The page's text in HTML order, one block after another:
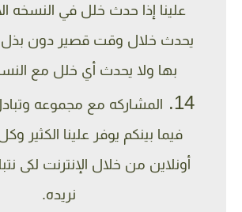
علينا إذا حدث خلل في النسخه
يحدث خلال وقت قصير دون بذل
بها ولا يحدث أي خلل مع
المشاركه مع مجموعه
فيما بينكم يوفر علينا الكثير
أونلاين من خلال الإنترنت لكى
نريده.